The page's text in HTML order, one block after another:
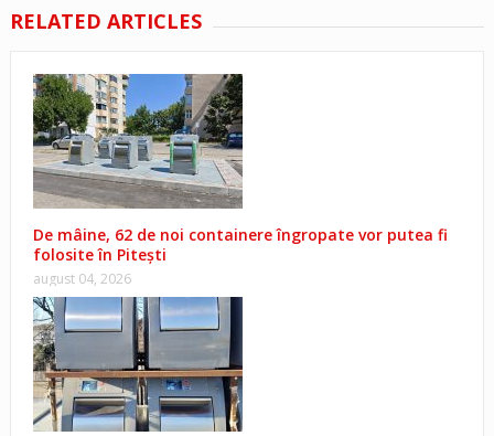
RELATED ARTICLES
De mâine, 62 de noi containere îngropate vor putea fi
folosite în Pitești
august 04, 2026